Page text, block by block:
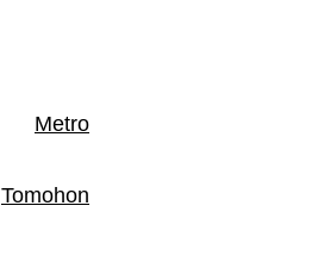
Metro
Tomohon